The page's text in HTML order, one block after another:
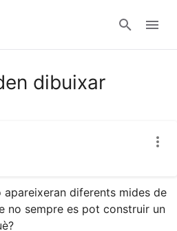
dibuixar
diferents mides de
no sempre es pot construir un